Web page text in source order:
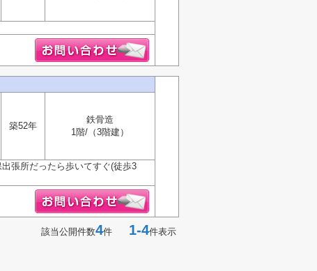
築52年
鉄骨造
1階/（3階建）
張所だったら歩いてすぐ(徒歩3
該当公開件数4件 1-4件表示